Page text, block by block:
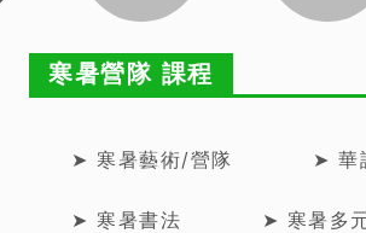
寒暑營隊 課程
➤ 寒暑藝術/營隊 ➤ 華
➤ 寒暑書法 ➤ 寒暑多